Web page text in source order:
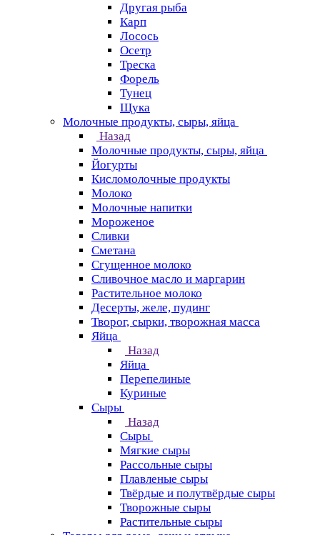
Другая рыба
Карп
Лосось
Осетр
Треска
Форель
Тунец
Щука
Молочные продукты, сыры, яйца
Назад
Молочные продукты, сыры, яйца
Йогурты
Кисломолочные продукты
Молоко
Молочные напитки
Мороженое
Сливки
Сметана
Сгущенное молоко
Сливочное масло и маргарин
Растительное молоко
Десерты, желе, пудинг
Творог, сырки, творожная масса
Яйца
Назад
Яйца
Перепелиные
Куриные
Сыры
Назад
Сыры
Мягкие сыры
Рассольные сыры
Плавленые сыры
Твёрдые и полутвёрдые сыры
Творожные сыры
Растительные сыры